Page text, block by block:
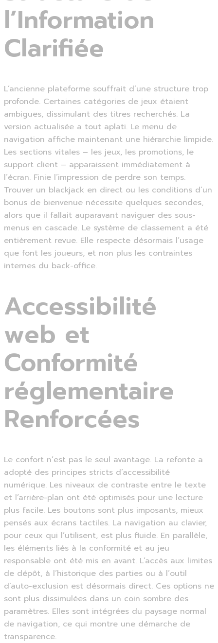
l’Information
Clarifiée
L’ancienne plateforme souffrait d’une structure trop
profonde. Certaines catégories de jeux étaient
ambiguës, dissimulant des titres recherchés. La
version actualisée a tout aplati. Le menu de
navigation affiche maintenant une hiérarchie limpide.
Les sections vitales – les jeux, les promotions, le
support client – apparaissent immédiatement à
l’écran. Finie l’impression de perdre son temps.
Trouver un blackjack en direct ou les conditions d’un
bonus de bienvenue nécessite quelques secondes,
alors que il fallait auparavant naviguer des sous-
menus en cascade. Le système de classement a été
entièrement revue. Elle respecte désormais l’usage
que font les joueurs, et non plus les contraintes
internes du back-office.
Accessibilité
web et
Conformité
réglementaire
Renforcées
Le confort n’est pas le seul avantage. La refonte a
adopté des principes stricts d’accessibilité
numérique. Les niveaux de contraste entre le texte
et l’arrière-plan ont été optimisés pour une lecture
plus facile. Les boutons sont plus imposants, mieux
pensés aux écrans tactiles. La navigation au clavier,
pour ceux qui l’utilisent, est plus fluide. En parallèle,
les éléments liés à la conformité et au jeu
responsable ont été mis en avant. L’accès aux limites
de dépôt, à l’historique des parties ou à l’outil
d’auto-exclusion est désormais direct. Ces options ne
sont plus dissimulées dans un coin sombre des
paramètres. Elles sont intégrées du paysage normal
de navigation, ce qui montre une démarche de
transparence.